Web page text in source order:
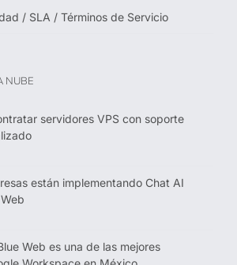
/ SLA / Términos de Servicio
NUBE
servidores VPS con soporte
están implementando Chat AI
Web es una de las mejores